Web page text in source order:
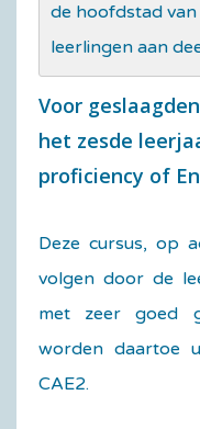
de hoofdstad
leerlingen aan
Voor
het zesde
proficiency of
Deze cursus, op
volgen door de
met zeer goed
worden daartoe
CAE2.